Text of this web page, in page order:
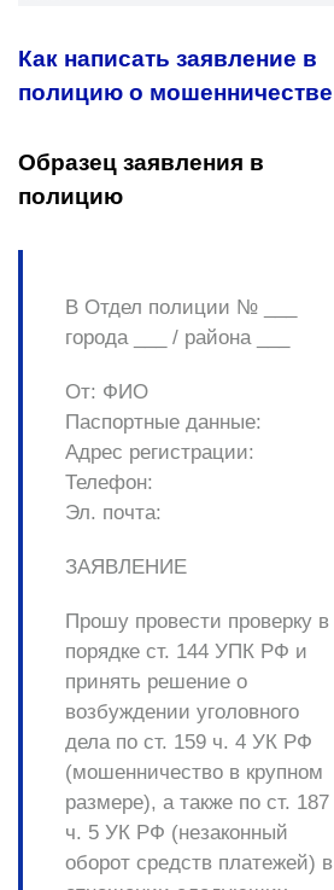
Как написать заявление в
полицию о мошенничестве
Образец заявления в
полицию
В Отдел полиции № ___
города ___ / района ___
От: ФИО
Паспортные данные:
Адрес регистрации:
Телефон:
Эл. почта:
ЗАЯВЛЕНИЕ
Прошу провести проверку в
порядке ст. 144 УПК РФ и
принять решение о
возбуждении уголовного
дела по ст. 159 ч. 4 УК РФ
(мошенничество в крупном
размере), а также по ст. 187
ч. 5 УК РФ (незаконный
оборот средств платежей) в